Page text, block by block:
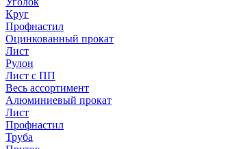
Круг
Профнастил
Оцинкованный прокат
Лист
Рулон
Лист с ПП
Весь ассортимент
Алюминиевый прокат
Лист
Профнастил
Труба